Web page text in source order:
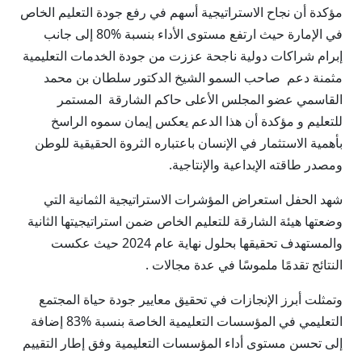
مؤكدة أن نجاح الاستراتيجية أسهم في رفع جودة التعليم الخاص
في الإمارة حيث ارتفع مستوى الأداء بنسبة %80 إلى جانب
إبرام شراكات دولية ناجحة عززت من جودة الخدمات التعليمية
مثمنة دعم صاحب السمو الشيخ الدكتور سلطان بن محمد
القاسمي عضو المجلس الأعلى حاكم الشارقة المستمر
للتعليم و مؤكدة أن هذا الدعم يعكس إيمان سموه الراسخ
بأهمية الاستثمار في الإنسان باعتباره الثروة الحقيقية للوطن
ومصدر طاقته الإبداعية والإنتاجية.
شهد الحفل استعراض المؤشرات الاستراتيجية الثمانية التي
وضعتها هيئة الشارقة للتعليم الخاص ضمن استراتيجيتها الثانية
والمستهدف تحقيقها بحلول نهاية عام 2024 حيث عكست
النتائج تقدمًا ملموسًا في عدة مجالات .
وتمثلت أبرز الإنجازات في تحقيق معايير جودة حياة المجتمع
التعليمي في المؤسسات التعليمية الخاصة بنسبة %83 إضافة
إلى تحسن مستوى أداء المؤسسات التعليمية وفق إطار التقييم